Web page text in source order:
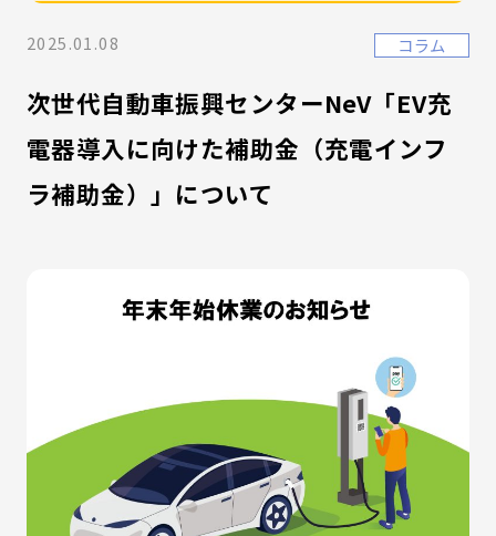
2025.01.08 コラム
次世代自動車振興センターNeV「EV充
電器導入に向けた補助金（充電インフ
ラ補助金）」について